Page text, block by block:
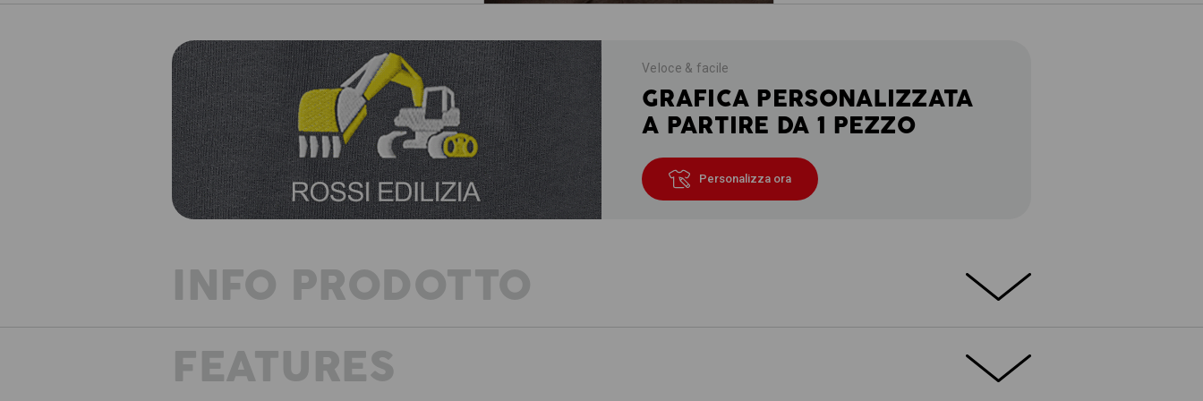
Veloce & facile
GRAFICA PERSONALIZZATA
A PARTIRE DA 1 PEZZO
Personalizza ora
INFO PRODOTTO
ACCESSORI
FEATURES